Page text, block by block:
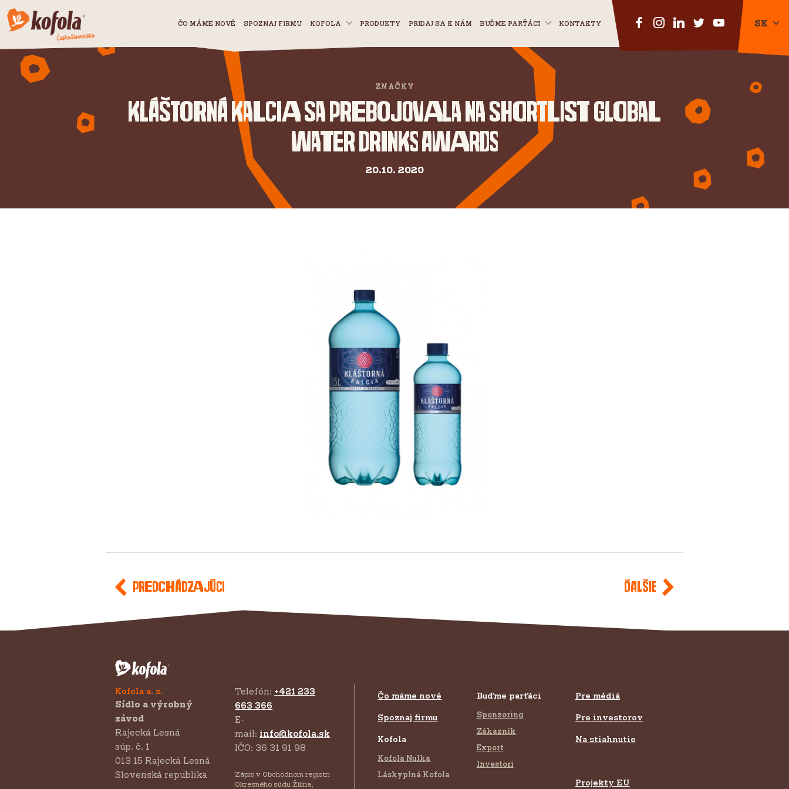
ČO MÁME NOVÉ SPOZNAJ FIRMU KOFOLA PRODUKTY PRIDAJ SA K NÁM BUĎME PARŤÁCI KONTAKTY SK
EN
ZNAČKY
Kláštorná Kalcia sa prebojovala na shortlist Global
Water Drinks Awards
20.10. 2020
Predchádzajúci Ďalšie
Kofola a. s.
Sídlo a výrobný
závod
Rajecká Lesná
súp. č. 1
013 15 Rajecká Lesná
Slovenská republika
Telefón: +421 233
663 366
E-
mail: info@kofola.sk
IČO: 36 31 91 98
Zápis v Obchodnom registri
Okresného súdu Žilina,
Čo máme nové
Spoznaj firmu
Kofola
Kofola Nulka
Láskyplná Kofola
Buďme parťáci
Sponzoring
Zákazník
Export
Investori
Pre médiá
Pre investorov
Na stiahnutie
Projekty EU